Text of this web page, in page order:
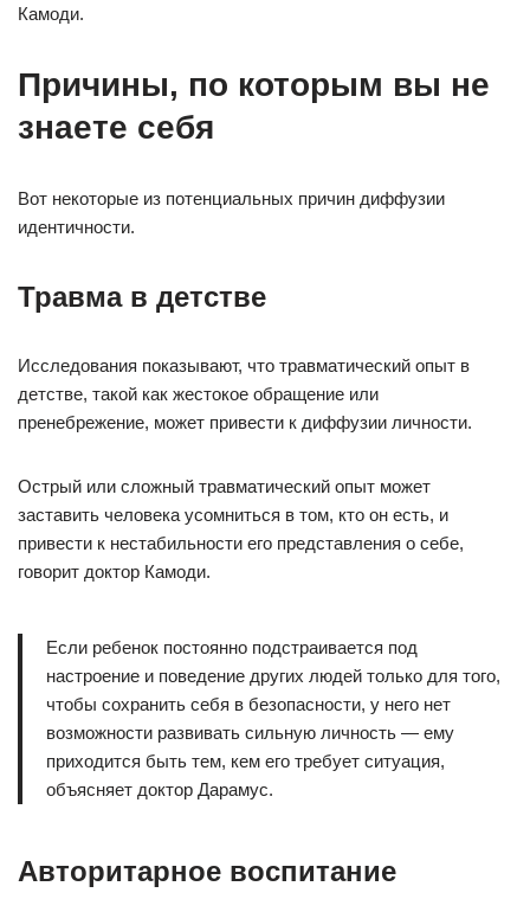
Камоди.
Причины, по которым вы не
знаете себя
Вот некоторые из потенциальных причин диффузии
идентичности.
Травма в детстве
Исследования показывают, что травматический опыт в
детстве, такой как жестокое обращение или
пренебрежение, может привести к диффузии личности.
Острый или сложный травматический опыт может
заставить человека усомниться в том, кто он есть, и
привести к нестабильности его представления о себе,
говорит доктор Камоди.
Если ребенок постоянно подстраивается под
настроение и поведение других людей только для того,
чтобы сохранить себя в безопасности, у него нет
возможности развивать сильную личность — ему
приходится быть тем, кем его требует ситуация,
объясняет доктор Дарамус.
Авторитарное воспитание